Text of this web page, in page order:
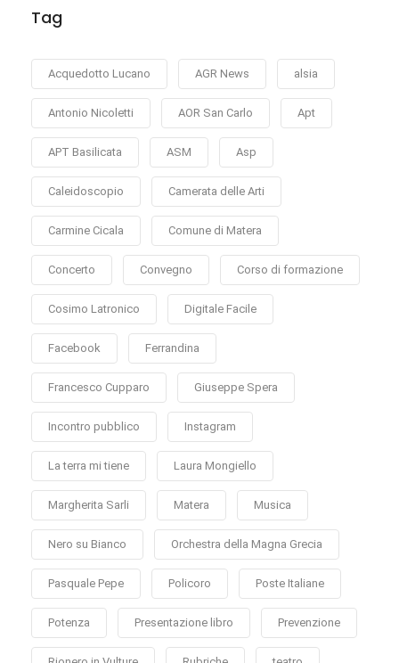
Tag
Acquedotto Lucano AGR News alsia
Antonio Nicoletti AOR San Carlo Apt
APT Basilicata ASM Asp
Caleidoscopio Camerata delle Arti
Carmine Cicala Comune di Matera
Concerto Convegno Corso di formazione
Cosimo Latronico Digitale Facile
Facebook Ferrandina
Francesco Cupparo Giuseppe Spera
Incontro pubblico Instagram
La terra mi tiene Laura Mongiello
Margherita Sarli Matera Musica
Nero su Bianco Orchestra della Magna Grecia
Pasquale Pepe Policoro Poste Italiane
Potenza Presentazione libro Prevenzione